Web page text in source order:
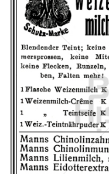
MAX RUD.